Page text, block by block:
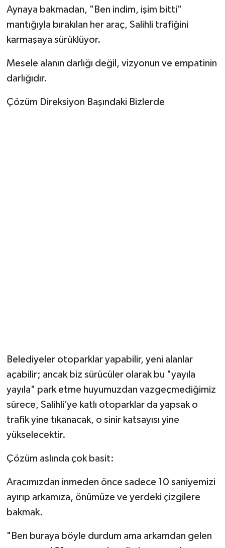
Aynaya bakmadan, "Ben indim, işim bitti"
mantığıyla bırakılan her araç, Salihli trafiğini
karmaşaya sürüklüyor.
​Mesele alanın darlığı değil, vizyonun ve empatinin
darlığıdır.
​Çözüm Direksiyon Başındaki Bizlerde
​Belediyeler otoparklar yapabilir, yeni alanlar
açabilir; ancak biz sürücüler olarak bu "yayıla
yayıla" park etme huyumuzdan vazgeçmediğimiz
sürece, Salihli’ye katlı otoparklar da yapsak o
trafik yine tıkanacak, o sinir katsayısı yine
yükselecektir.
​Çözüm aslında çok basit:
​Aracımızdan inmeden önce sadece 10 saniyemizi
ayırıp arkamıza, önümüze ve yerdeki çizgilere
bakmak.
​"Ben buraya böyle durdum ama arkamdan gelen